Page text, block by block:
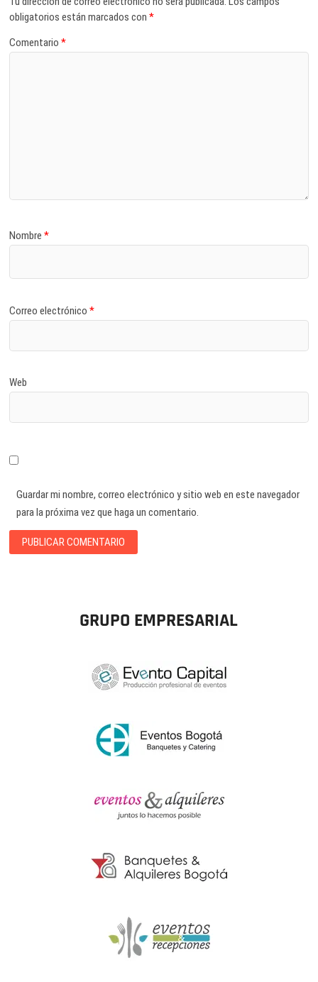
obligatorios están marcados con*
Comentario*
Nombre*
Correo electrónico*
Web
Guardar mi nombre, correo electrónico y sitio web en este navegador
para la próxima vez que haga un comentario.
GRUPO EMPRESARIAL